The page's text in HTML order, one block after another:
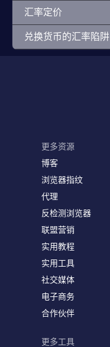
汇率定价
兑换货币的汇率陷阱
更多资源
博客
浏览器指纹
代理
反检测浏览器
联盟营销
实用教程
实用工具
社交媒体
电子商务
合作伙伴
更多工具